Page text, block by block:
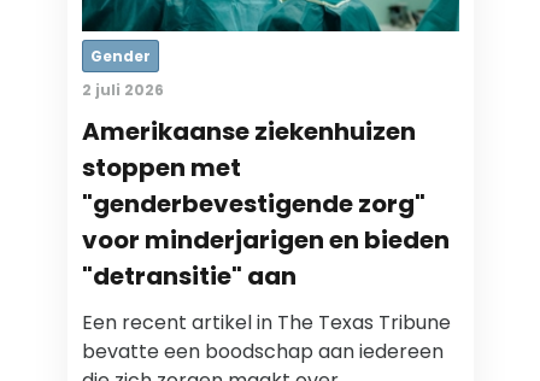
Gender
2 juli 2026
Amerikaanse ziekenhuizen
stoppen met
"genderbevestigende zorg"
voor minderjarigen en bieden
"detransitie" aan
Een recent artikel in The Texas Tribune
bevatte een boodschap aan iedereen